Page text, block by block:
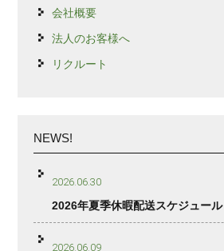
会社概要
法人のお客様へ
リクルート
NEWS!
2026.06.30
2026年夏季休暇配送スケジュール
2026.06.09